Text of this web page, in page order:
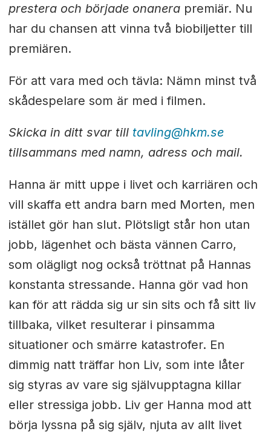
prestera och började onanerapremiär. Nu
har du chansen att vinna två biobiljetter till
premiären.
För att vara med och tävla: Nämn minst två
skådespelare som är med i filmen.
Skicka in ditt svar till tavling@hkm.se
tillsammans med namn, adress och mail.
Hanna är mitt uppe i livet och karriären och
vill skaffa ett andra barn med Morten, men
istället gör han slut. Plötsligt står hon utan
jobb, lägenhet och bästa vännen Carro,
som olägligt nog också tröttnat på Hannas
konstanta stressande. Hanna gör vad hon
kan för att rädda sig ur sin sits och få sitt liv
tillbaka, vilket resulterar i pinsamma
situationer och smärre katastrofer. En
dimmig natt träffar hon Liv, som inte låter
sig styras av vare sig självupptagna killar
eller stressiga jobb. Liv ger Hanna mod att
börja lyssna på sig själv, njuta av allt livet